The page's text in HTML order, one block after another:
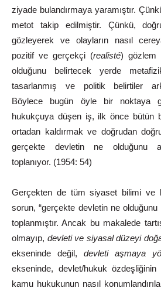
ziyade bulandırmaya yaramıştır.
metot takip
edilmiştir. Çünkü,
gözleyerek
ve olayların nasıl
pozitif ve gerçekçi (realisté) gözlem
olduğunu belirtecek yerde
tasarlanmış ve politik belirtiler
Böylece
bugün öyle bir noktaya
hukukçuya düşen iş, ilk önce bütün
ortadan kaldırmak ve doğrudan
gerçekte devletin
ne olduğunu
toplanıyor. (1954: 54)
Gerçekten de tüm siyaset bilimi ve
sorun, “gerçekte devletin ne olduğunu
toplanmıştır. Ancak bu makalede
olmayıp, devleti ve siyasal düzeyi
ekseninde
değil, devleti aşmaya
ekseninde, devlet/hukuk özdeşliğinin
kamu hukukunun nasıl